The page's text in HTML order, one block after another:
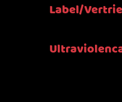
Label/